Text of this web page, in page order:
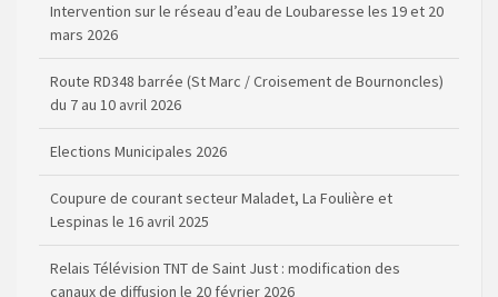
Intervention sur le réseau d’eau de Loubaresse les 19 et 20
mars 2026
Route RD348 barrée (St Marc / Croisement de Bournoncles)
du 7 au 10 avril 2026
Elections Municipales 2026
Coupure de courant secteur Maladet, La Foulière et
Lespinas le 16 avril 2025
Relais Télévision TNT de Saint Just : modification des
canaux de diffusion le 20 février 2026